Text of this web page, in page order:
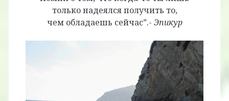
только надеялся получить то,
чем обладаешь сейчас”.- Эпикур